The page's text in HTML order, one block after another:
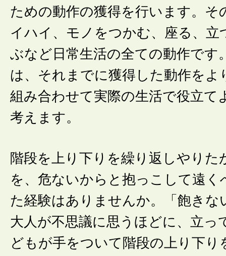
ための動作の獲得を行います。そ
イハイ、モノをつかむ、座る、立
ぶなど日常生活の全ての動作です
は、それまでに獲得した動作をよ
組み合わせて実際の生活で役立て
考えます。
階段を上り下りを繰り返しやりた
を、危ないからと抱っこして遠く
た経験はありませんか。「飽きな
大人が不思議に思うほどに、立っ
どもが手をついて階段の上り下り